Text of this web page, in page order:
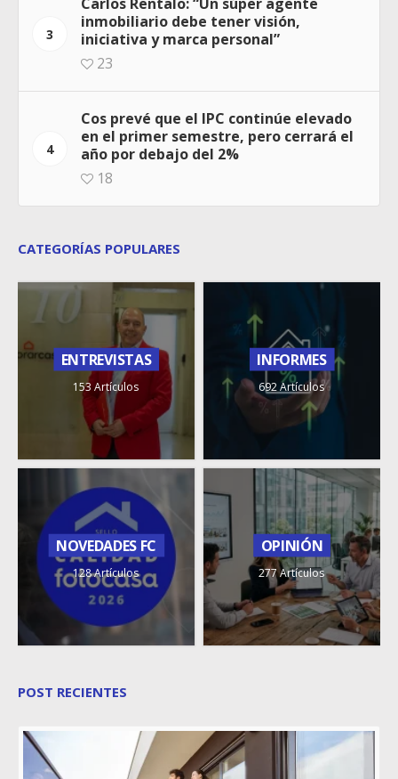
3
inmobiliario debe tener visión,
iniciativa y marca personal”
23
4
Cos prevé que el IPC continúe elevado
en el primer semestre, pero cerrará el
año por debajo del 2%
18
CATEGORÍAS POPULARES
ENTREVISTAS
153 Artículos
INFORMES
692 Artículos
NOVEDADES FC
128 Artículos
OPINIÓN
277 Artículos
POST RECIENTES